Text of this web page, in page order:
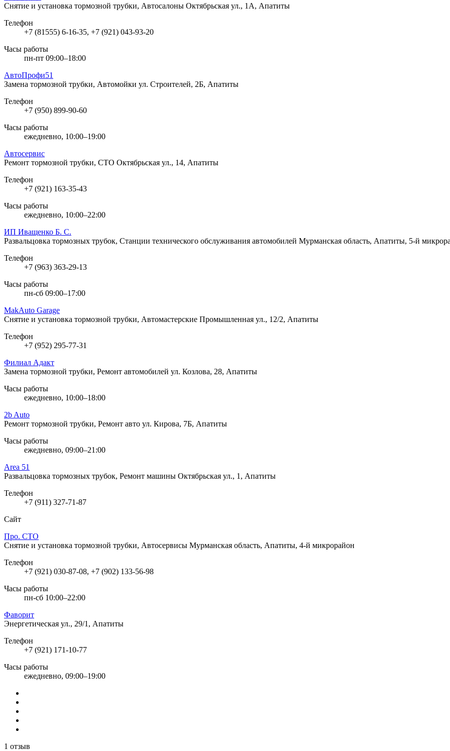
Снятие и установка тормозной трубки, Автосалоны Октябрьская ул., 1А, Апатиты
Телефон
+7 (81555) 6-16-35, +7 (921) 043-93-20
Часы работы
пн-пт 09:00–18:00
АвтоПрофи51
Замена тормозной трубки, Автомойки ул. Строителей, 2Б, Апатиты
Телефон
+7 (950) 899-90-60
Часы работы
ежедневно, 10:00–19:00
Автосервис
Ремонт тормозной трубки, СТО Октябрьская ул., 14, Апатиты
Телефон
+7 (921) 163-35-43
Часы работы
ежедневно, 10:00–22:00
ИП Иващенко Б. С.
Развальцовка тормозных трубок, Станции технического обслуживания автомобилей Мурманская область, Апатиты, 5-й
Телефон
+7 (963) 363-29-13
Часы работы
пн-сб 09:00–17:00
MakAuto Garage
Снятие и установка тормозной трубки, Автомастерские Промышленная ул., 12/2, Апатиты
Телефон
+7 (952) 295-77-31
Филиал Адакт
Замена тормозной трубки, Ремонт автомобилей ул. Козлова, 28, Апатиты
Часы работы
ежедневно, 10:00–18:00
2b Auto
Ремонт тормозной трубки, Ремонт авто ул. Кирова, 7Б, Апатиты
Часы работы
ежедневно, 09:00–21:00
Area 51
Развальцовка тормозных трубок, Ремонт машины Октябрьская ул., 1, Апатиты
Телефон
+7 (911) 327-71-87
Сайт
Про. СТО
Снятие и установка тормозной трубки, Автосервисы Мурманская область, Апатиты, 4-й микрорайон
Телефон
+7 (921) 030-87-08, +7 (902) 133-56-98
Часы работы
пн-сб 10:00–22:00
Фаворит
Энергетическая ул., 29/1, Апатиты
Телефон
+7 (921) 171-10-77
Часы работы
ежедневно, 09:00–19:00
1 отзыв